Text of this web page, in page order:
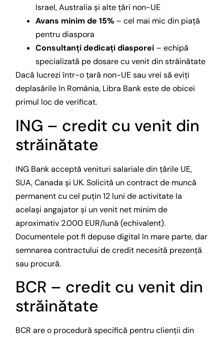
Israel, Australia și alte țări non-UE
Avans minim de 15% – cel mai mic din piață
pentru diaspora
Consultanți dedicați diasporei – echipă
specializată pe dosare cu venit din străinătate
Dacă lucrezi într-o țară non-UE sau vrei să eviți
deplasările în România, Libra Bank este de obicei
primul loc de verificat.
ING – credit cu venit din
străinătate
ING Bank acceptă venituri salariale din țările UE,
SUA, Canada și UK. Solicită un contract de muncă
permanent cu cel puțin 12 luni de activitate la
același angajator și un venit net minim de
aproximativ 2.000 EUR/lună (echivalent).
Documentele pot fi depuse digital în mare parte, dar
semnarea contractului de credit necesită prezență
sau procură.
BCR – credit cu venit din
străinătate
BCR are o procedură specifică pentru clienții din